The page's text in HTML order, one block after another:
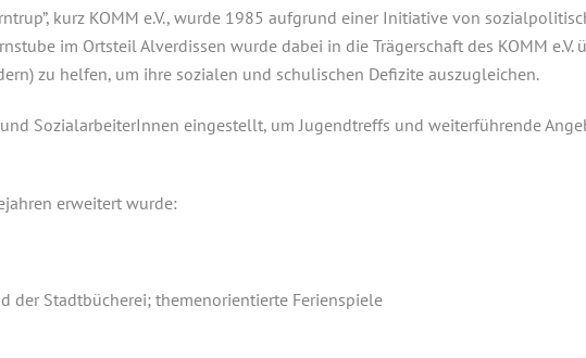
kurz KOMM e.V., wurde 1985 aufgrund einer Initiative von
im Ortsteil Alverdissen wurde dabei in die Trägerschaft des KOMM e.V.
zu helfen, um ihre sozialen und schulischen Defizite auszugleichen.
SozialarbeiterInnen eingestellt, um Jugendtreffs und weiterführende
erweitert wurde:
der Stadtbücherei; themenorientierte Ferienspiele